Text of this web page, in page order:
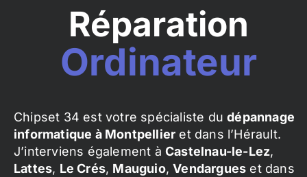
Réparation
Ordinateur
Chipset 34 est votre spécialiste dudépannage
informatique à Montpellier et dans l’Hérault.
J’interviens également à Castelnau-le-Lez,
Lattes, Le Crés, Mauguio,Vendargues et dans